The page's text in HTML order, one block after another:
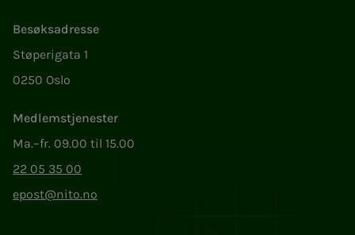
Besøksadresse
Støperigata 1
0250 Oslo
Medlemstjenester
Ma.–fr. 09.00 til 15.00
22 05 35 00
epost@nito.no